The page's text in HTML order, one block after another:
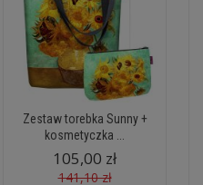
Zestaw torebka Sunny +
kosmetyczka ...
105,00 zł
141,10 zł